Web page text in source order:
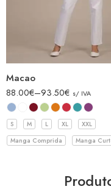
Macao
88.00€–93.50€ s/ IVA
S M L XL
XXL
Manga Comprida
Manga